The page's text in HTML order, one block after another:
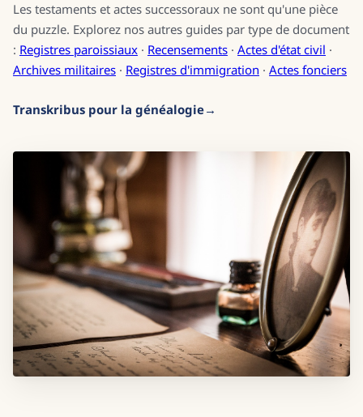
Les testaments et actes successoraux ne sont qu'une pièce
du puzzle. Explorez nos autres guides par type de document
: Registres paroissiaux · Recensements · Actes d'état civil ·
Archives militaires · Registres d'immigration · Actes fonciers
Transkribus pour la généalogie